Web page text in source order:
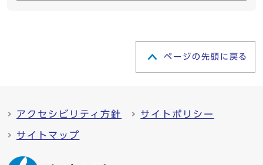
ページの先頭に戻る
アクセシビリティ方針 サイトポリシー
サイトマップ